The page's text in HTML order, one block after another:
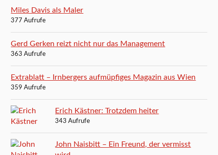
Miles Davis als Maler
377 Aufrufe
Gerd Gerken reizt nicht nur das Management
363 Aufrufe
Extrablatt – Irnbergers aufmüpfiges Magazin aus Wien
359 Aufrufe
Erich Kästner: Trotzdem heiter
343 Aufrufe
John Naisbitt – Ein Freund, der vermisst